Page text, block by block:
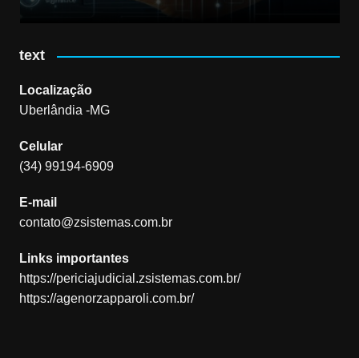
text
Localização
Uberlândia -MG
Celular
(34) 99194-6909
E-mail
contato@zsistemas.com.br
Links importantes
https://periciajudicial.zsistemas.com.br/
https://agenorzapparoli.com.br/